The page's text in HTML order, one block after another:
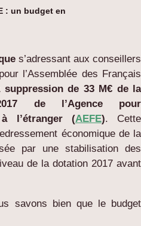
: un budget en
s’adressant aux conseillers
l’Assemblée des Français
suppression de 33 M€ de la
de l’Agence pour
à l’étranger (AEFE). Cette
économique de la
par une stabilisation des
de la dotation 2017 avant
savons bien que le budget